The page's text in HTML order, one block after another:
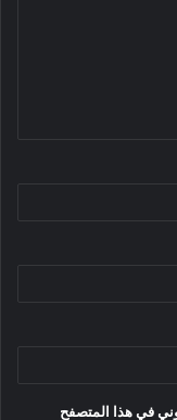
في هذا المتصفح